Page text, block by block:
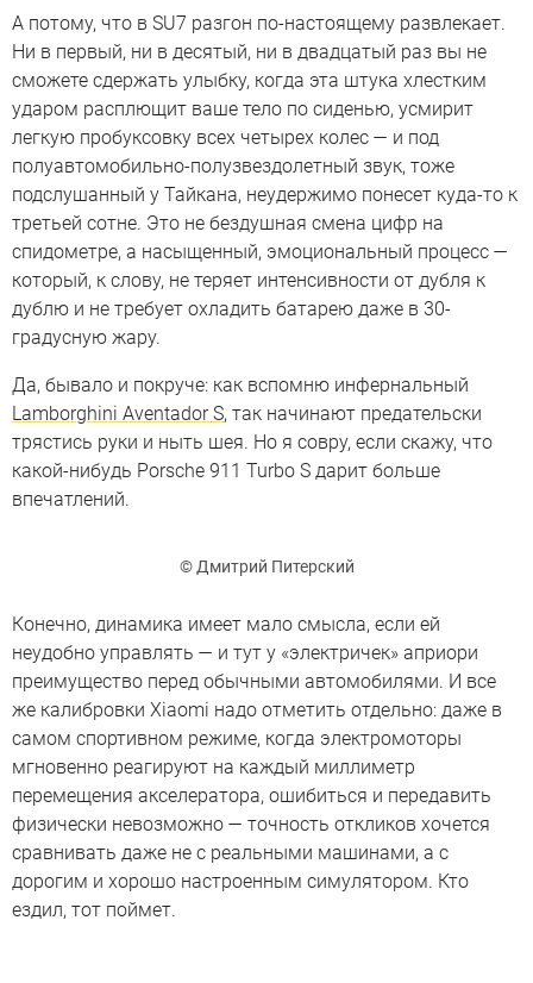
А потому, что в SU7 разгон по-настоящему развлекает.
Ни в первый, ни в десятый, ни в двадцатый раз вы не
сможете сдержать улыбку, когда эта штука хлестким
ударом расплющит ваше тело по сиденью, усмирит
легкую пробуксовку всех четырех колес — и под
полуавтомобильно-полузвездолетный звук, тоже
подслушанный у Тайкана, неудержимо понесет куда-то к
третьей сотне. Это не бездушная смена цифр на
спидометре, а насыщенный, эмоциональный процесс —
который, к слову, не теряет интенсивности от дубля к
дублю и не требует охладить батарею даже в 30-
градусную жару.
Да, бывало и покруче: как вспомню инфернальный
Lamborghini Aventador S, так начинают предательски
трястись руки и ныть шея. Но я совру, если скажу, что
какой-нибудь Porsche 911 Turbo S дарит больше
впечатлений.
© Дмитрий Питерский
Конечно, динамика имеет мало смысла, если ей
неудобно управлять — и тут у «электричек» априори
преимущество перед обычными автомобилями. И все
же калибровки Xiaomi надо отметить отдельно: даже в
самом спортивном режиме, когда электромоторы
мгновенно реагируют на каждый миллиметр
перемещения акселератора, ошибиться и передавить
физически невозможно — точность откликов хочется
сравнивать даже не с реальными машинами, а с
дорогим и хорошо настроенным симулятором. Кто
ездил, тот поймет.